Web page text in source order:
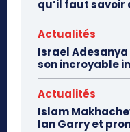
qu’il faut savoir
Actualités
Israel
son incroyable
Actualités
Islam
Ian Garry et